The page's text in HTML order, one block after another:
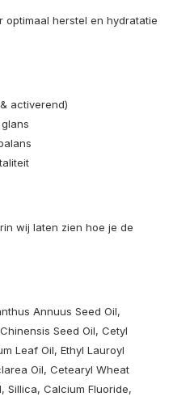
optimaal herstel en hydratatie
activerend)
wij laten zien hoe je de
Annuus Seed Oil,
Seed Oil, Cetyl
Leaf Oil, Ethyl Lauroyl
Oil, Cetearyl Wheat
Sillica, Calcium Fluoride,